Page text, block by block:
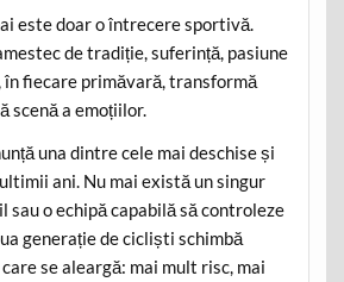
este doar o întrecere sportivă.
de tradiție, suferință, pasiune
în fiecare primăvară, transformă
scenă a emoțiilor.
una dintre cele mai deschise și
ani. Nu mai există un singur
sau o echipă capabilă să controleze
generație de cicliști schimbă
se aleargă: mai mult risc, mai